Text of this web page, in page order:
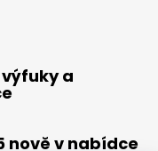
a
nově v nabídce